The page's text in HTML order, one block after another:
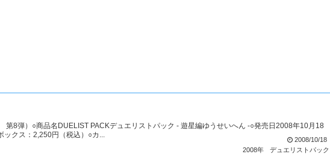
8弾）○商品名DUELIST PACKデュエリストパック - 遊星編ゆうせいへん -○発売日2008年10月18
ックス：2,250円（税込）○カ...
2008/10/18
2008年
デュエリストパック